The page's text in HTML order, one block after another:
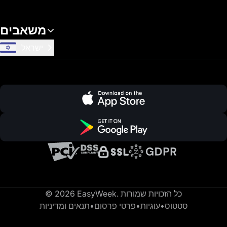
משאבים
© 2026 EasyWeek. כל הזכויות שמורות
תנאים ומדיניות•פרטי פרסום•עוגיות•סטטוס